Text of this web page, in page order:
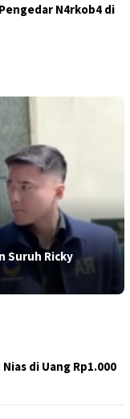
N4rkob4 di
Suruh Ricky
di Uang Rp1.000